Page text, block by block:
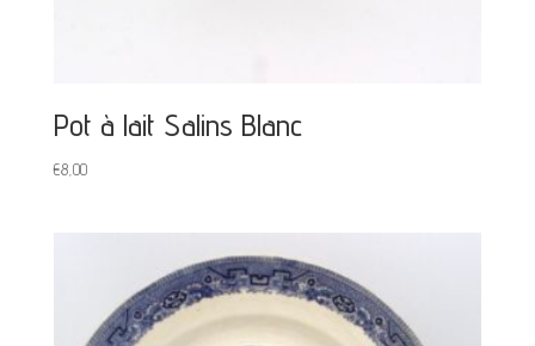
Pot à lait Salins Blanc
€8,00